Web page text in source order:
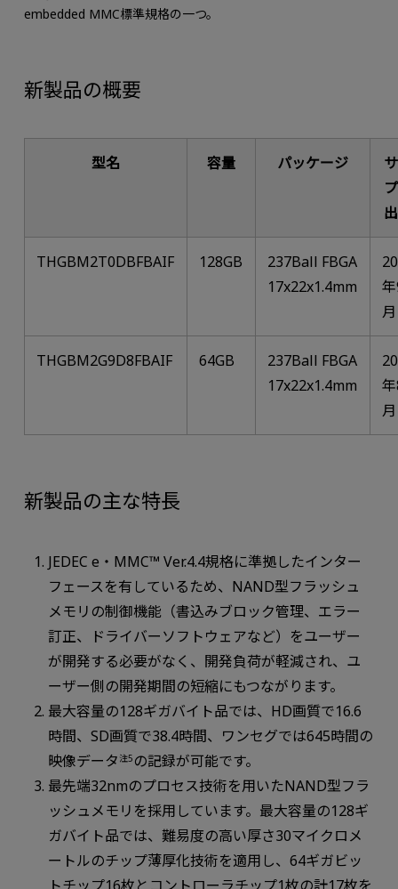
embedded MMC標準規格の一つ。
新製品の概要
型名 容量 パッケージ
THGBM2T0DBFBAIF 128GB
237Ball FBGA
17x22x1.4mm
月
THGBM2G9D8FBAIF 64GB
237Ball FBGA
17x22x1.4mm
月
新製品の主な特長
JEDEC e・MMC™ Ver.4.4規格に準拠したインター
フェースを有しているため、NAND型フラッシュ
メモリの制御機能（書込みブロック管理、エラー
訂正、ドライバーソフトウェアなど）をユーザー
が開発する必要がなく、開発負荷が軽減され、ユ
ーザー側の開発期間の短縮にもつながります。
最大容量の128ギガバイト品では、HD画質で16.6
時間、SD画質で38.4時間、ワンセグでは645時間の
映像データ 注5 の記録が可能です。
最先端32nmのプロセス技術を用いたNAND型フラ
ッシュメモリを採用しています。最大容量の128ギ
ガバイト品では、難易度の高い厚さ30マイクロメ
ートルのチップ薄厚化技術を適用し、64ギガビッ